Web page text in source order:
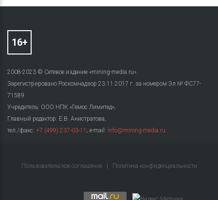
2008-2023 © Сетевое издание «mining-media.ru»
Зарегистрировано Роскомнадзор 23.11.2017 г. за номером Эл № ФС77-
71589
Учредитель: ООО НПК «Гемос Лимитед»,
Главный редактор: Е.В. Анистратова,
тел./факс: +7 (499) 237-03-11 ; e-mail: info@mining-media.ru
Пользовательское соглашение Политика конфиденциальности